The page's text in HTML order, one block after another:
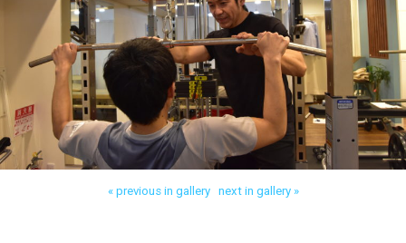
« previous in gallery next in gallery »